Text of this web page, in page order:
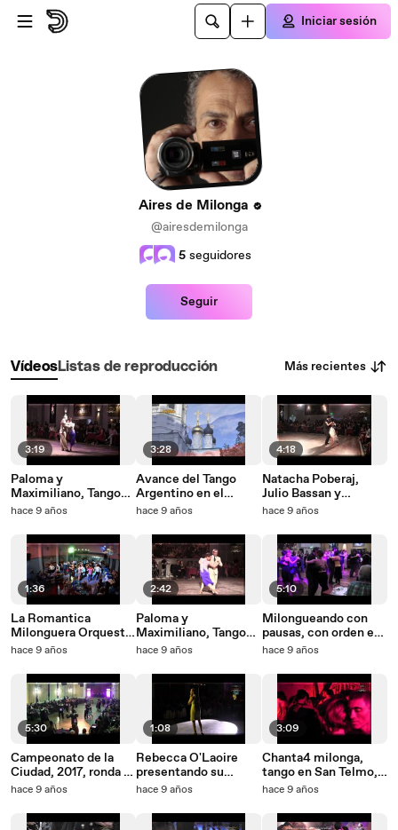
Saltar al contenido principal
Iniciar sesión
Aires de Milonga
@airesdemilonga
5 seguidores
Seguir
VídeosListas de reproducción Más recientes
3:19
Paloma y
Maximiliano, Tango
Bardo cuarteto, Salón
hace 9 años
1:36
La Romantica
Milonguera Orquesta
en Fruto Dulce
Tango en Villa
Marlcom
hace 9 años
5:30
Campeonato de la
Ciudad, 2017, ronda 2
hace 9 años
3:28
Avance del Tango
Argentino en el
Mundo (al final el link
hace 9 años
2:42
Paloma y
Maximiliano, Tango
Bardo orquesta, Salón
hace 9 años
1:08
Rebecca O'Laoire
presentando su
milonga Fruto Dulce
hace 9 años
4:18
Natacha Poberaj,
Julio Bassan y
Orquesta Color Tango
hace 9 años
5:10
Milongueando con
pausas, con orden en
la pista y
2013
hace 9 años
3:09
Chanta4 milonga,
tango en San Telmo,
Buenos Aires
hace 9 años